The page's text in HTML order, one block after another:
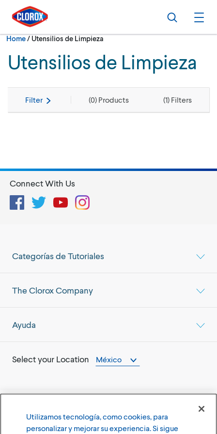
Skip to main navigation
Skip to content
Skip to footer
Search
Home/Current:
Utensilios de Limpieza
Utensilios de Limpieza
Filter (0) Products (1) Filters
Categorías de Tutoriales
The Clorox Company
Ayuda
Select your Location México
Connect With Us
FacebookTwitterYouTubeInstagram
Utilizamos tecnología, como cookies, para
personalizar y mejorar su experiencia. Si sigue